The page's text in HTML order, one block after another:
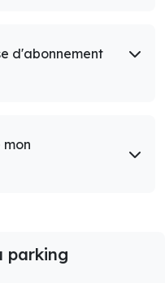
d'abonnement
parking